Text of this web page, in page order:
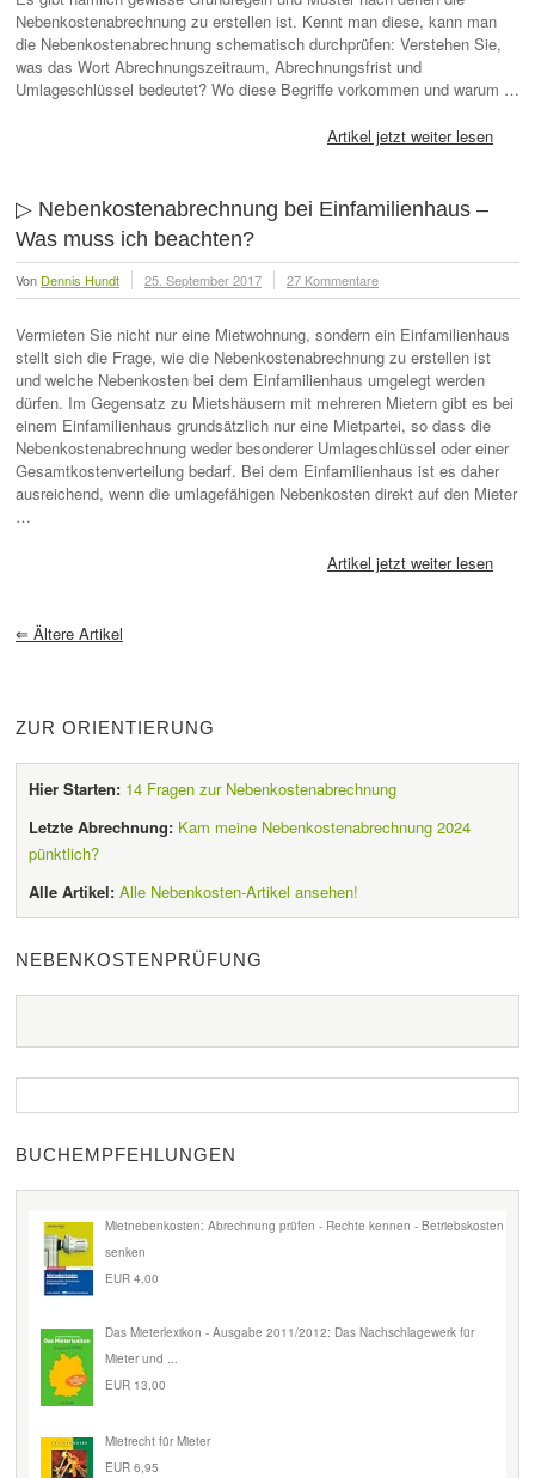
Nebenkostenabrechnung zu erstellen ist. Kennt man diese, kann man
die Nebenkostenabrechnung schematisch durchprüfen: Verstehen Sie,
was das Wort Abrechnungszeitraum, Abrechnungsfrist und
Umlageschlüssel bedeutet? Wo diese Begriffe vorkommen und warum …
Artikel jetzt weiter lesen
▷ Nebenkostenabrechnung bei Einfamilienhaus –
Was muss ich beachten?
Von Dennis Hundt 25. September 2017 27 Kommentare
Vermieten Sie nicht nur eine Mietwohnung, sondern ein Einfamilienhaus
stellt sich die Frage, wie die Nebenkostenabrechnung zu erstellen ist
und welche Nebenkosten bei dem Einfamilienhaus umgelegt werden
dürfen. Im Gegensatz zu Mietshäusern mit mehreren Mietern gibt es bei
einem Einfamilienhaus grundsätzlich nur eine Mietpartei, so dass die
Nebenkostenabrechnung weder besonderer Umlageschlüssel oder einer
Gesamtkostenverteilung bedarf. Bei dem Einfamilienhaus ist es daher
ausreichend, wenn die umlagefähigen Nebenkosten direkt auf den Mieter
…
Artikel jetzt weiter lesen
⇐ Ältere Artikel
ZUR ORIENTIERUNG
Hier Starten: 14 Fragen zur Nebenkostenabrechnung
Letzte Abrechnung: Kam meine Nebenkostenabrechnung 2024
pünktlich?
Alle Artikel: Alle Nebenkosten-Artikel ansehen!
NEBENKOSTENPRÜFUNG
BUCHEMPFEHLUNGEN
Mietnebenkosten: Abrechnung prüfen - Rechte kennen - Betriebskosten
senken
EUR 4,00
Das Mieterlexikon - Ausgabe 2011/2012: Das Nachschlagewerk für
Mieter und ...
EUR 13,00
Mietrecht für Mieter
EUR 6,95